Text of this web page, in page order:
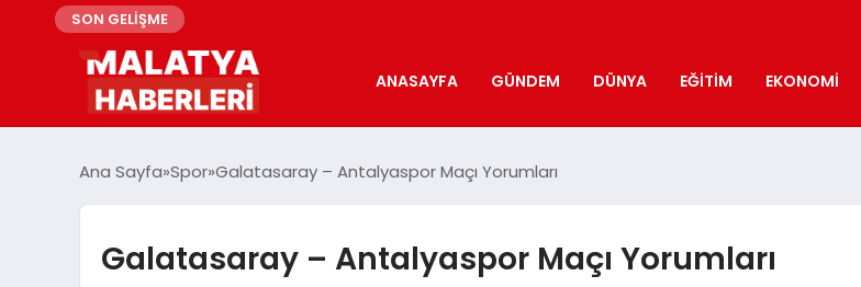
SON GELİŞME
ANASAYFA GÜNDEM DÜNYA EĞITIM EKONOMI
Ana Sayfa Spor Galatasaray – Antalyaspor Maçı Yorumları
Galatasaray – Antalyaspor Maçı Yorumları